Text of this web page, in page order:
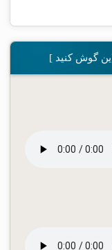
گوش کنید ]